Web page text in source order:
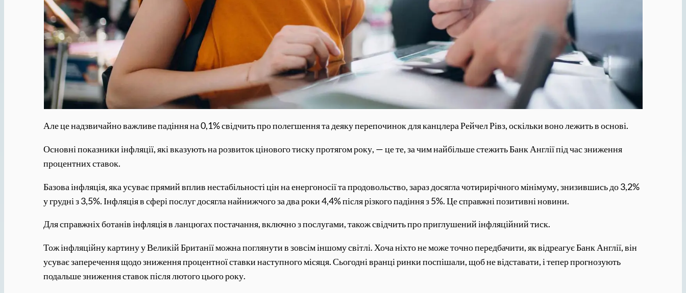
Але це надзвичайно важливе падіння на 0,1% свідчить про полегшення та деяку перепочинок для канцлера Рейчел Рівз, оскільки воно лежить в основі.
Основні показники інфляції, які вказують на розвиток цінового тиску протягом року, — це те, за чим найбільше стежить Банк Англії під час зниження
процентних ставок.
Базова інфляція, яка усуває прямий вплив нестабільності цін на енергоносії та продовольство, зараз досягла чотирирічного мінімуму, знизившись до 3,2%
у грудні з 3,5%. Інфляція в сфері послуг досягла найнижчого за два роки 4,4% після різкого падіння з 5%. Це справжні позитивні новини.
Для справжніх ботанів інфляція в ланцюгах постачання, включно з послугами, також свідчить про приглушений інфляційний тиск.
Тож інфляційну картину у Великій Британії можна поглянути в зовсім іншому світлі. Хоча ніхто не може точно передбачити, як відреагує Банк Англії, він
усуває заперечення щодо зниження процентної ставки наступного місяця. Сьогодні вранці ринки поспішали, щоб не відставати, і тепер прогнозують
подальше зниження ставок після лютого цього року.